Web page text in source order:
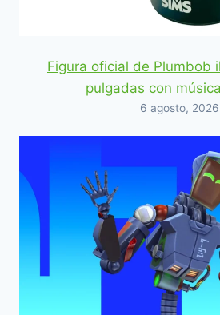
Figura oficial de Plumbob
pulgadas con
6 agosto, 2026